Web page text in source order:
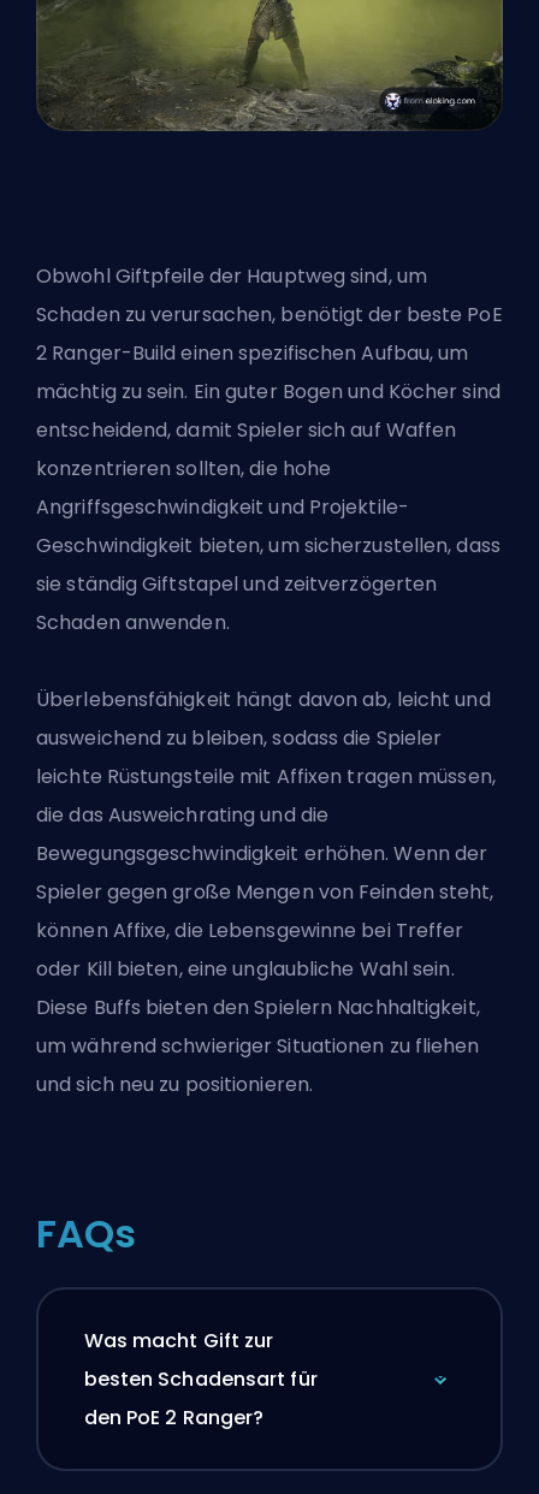
Obwohl Giftpfeile der Hauptweg sind, um
Schaden zu verursachen, benötigt der beste PoE
2 Ranger-Build einen spezifischen Aufbau, um
mächtig zu sein. Ein guter Bogen und Köcher sind
entscheidend, damit Spieler sich auf Waffen
konzentrieren sollten, die hohe
Angriffsgeschwindigkeit und Projektile-
Geschwindigkeit bieten, um sicherzustellen, dass
sie ständig Giftstapel und zeitverzögerten
Schaden anwenden.
Überlebensfähigkeit hängt davon ab, leicht und
ausweichend zu bleiben, sodass die Spieler
leichte Rüstungsteile mit Affixen tragen müssen,
die das Ausweichrating und die
Bewegungsgeschwindigkeit erhöhen. Wenn der
Spieler gegen große Mengen von Feinden steht,
können Affixe, die Lebensgewinne bei Treffer
oder Kill bieten, eine unglaubliche Wahl sein.
Diese Buffs bieten den Spielern Nachhaltigkeit,
um während schwieriger Situationen zu fliehen
und sich neu zu positionieren.
FAQs
Was macht Gift zur
besten Schadensart für
den PoE 2 Ranger?